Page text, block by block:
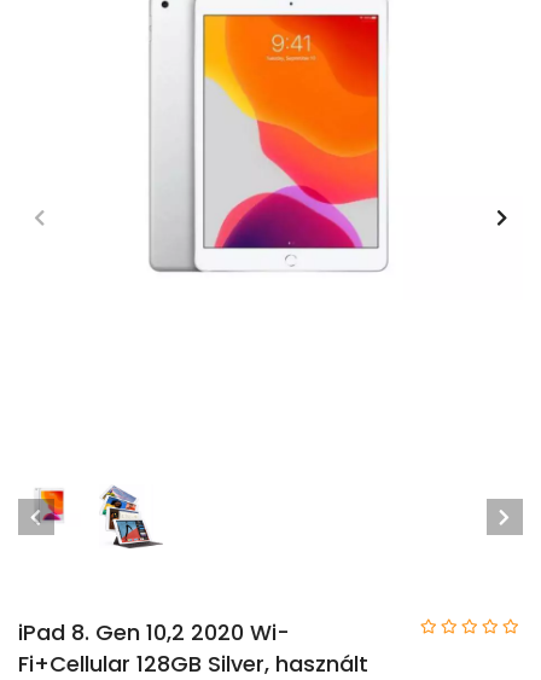
iPad 8. Gen 10,2 2020 Wi-
Fi+Cellular 128GB Silver, használt